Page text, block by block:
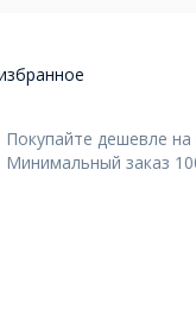
Покупайте дешевле
Минимальный заказ